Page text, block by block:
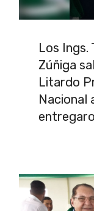
Los Ings.
Zúñiga
Litardo
Nacional